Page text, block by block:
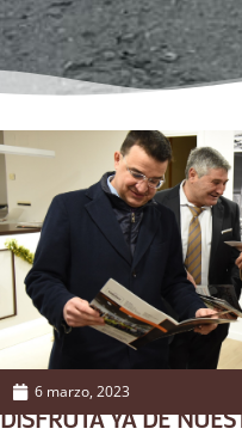
6 marzo, 2023
DISFRUTA YA DE